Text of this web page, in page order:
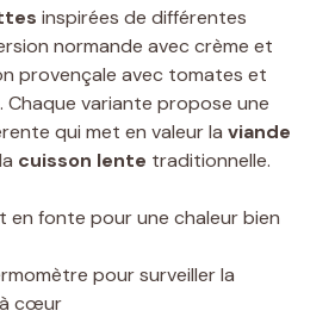
inspirées de différentes
normande avec crème et
provençale avec tomates et
Chaque variante propose une
qui met en valeur la viande
cuisson lente traditionnelle.
en fonte pour une chaleur bien
pour surveiller la
cœur